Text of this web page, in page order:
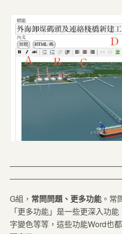
G組， 常問問題、更多功能 。常
「更多功能」是一些更深入功
字變色等等，這些功能Word也